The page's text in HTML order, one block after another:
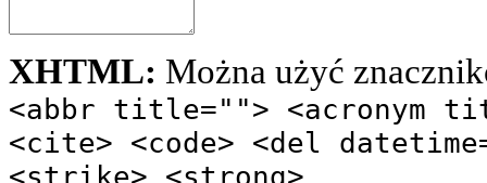
XHTML: Można użyć
<abbr title=""> <acronym
<cite> <code> <del